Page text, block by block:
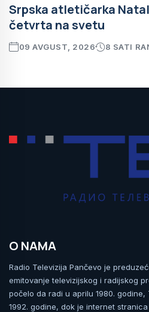
Srpska atletičarka
četvrta na svetu
09 AVGUST, 2026 8 SATI
O NAMA
Radio Televizija Pančevo je
emitovanje televizijskog i radijskog
počelo da radi u aprilu 1980.
1992. godine, dok je internet